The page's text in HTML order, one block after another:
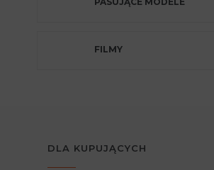
FILMY
DLA KUPUJĄCYCH